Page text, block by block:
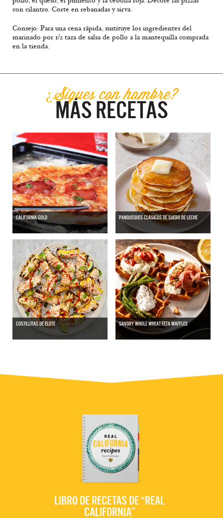
con cilantro. Corte en rebanadas y sirva.
Consejo: Para una cena rápida, sustituye los ingredientes del
marinado por 1/2 taza de salsa de pollo a la mantequilla comprada
en la tienda.
¿Sigues con hambre?
MÁS RECETAS
CALIFORNIA GOLD PANQUEQUES CLÁSICOS DE SUERO DE LECHE
COSTILLITAS DE ELOTE SAVORY WHOLE WHEAT FETA WAFFLES
LIBRO DE RECETAS DE “REAL
CALIFORNIA”